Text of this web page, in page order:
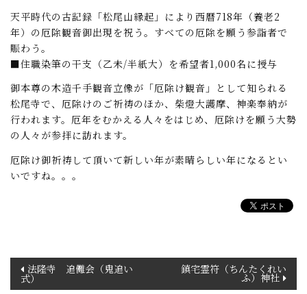
天平時代の古記録「松尾山縁起」により西暦718年（養老2
年）の厄除観音御出現を祝う。すべての厄除を願う参詣者で
賑わう。
■住職染筆の干支（乙未/半紙大）を希望者1,000名に授与
御本尊の木造千手観音立像が「厄除け観音」として知られる
松尾寺で、厄除けのご祈祷のほか、柴燈大護摩、神楽奉納が
行われます。厄年をむかえる人々をはじめ、厄除けを願う大勢
の人々が参拝に訪れます。
厄除け御祈祷して頂いて新しい年が素晴らしい年になるとい
いですね。。。
法隆寺 追儺会（鬼追い
式）
鎮宅霊符（ちんたくれい
ふ）神社